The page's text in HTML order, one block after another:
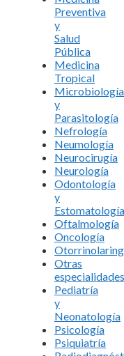
Preventiva
y
Salud
Pública
Medicina
Tropical
Microbiología
y
Parasitología
Nefrología
Neumología
Neurocirugía
Neurología
Odontología
y
Estomatología
Oftalmología
Oncología
Otras
especialidades
Pediatría
y
Neonatología
Psicología
Psiquiatría